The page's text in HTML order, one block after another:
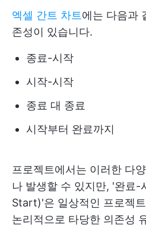
엑셀 간트 차트에는 다음과
존성이 있습니다.
종료-시작
시작-시작
종료 대 종료
시작부터 완료까지
프로젝트에서는 이러한 다
나 발생할 수 있지만, '완료
Start)'은 일상적인 프로젝
논리적으로 타당한 의존성